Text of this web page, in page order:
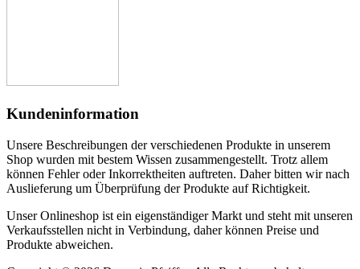
Kundeninformation
Unsere Beschreibungen der verschiedenen Produkte in unserem
Shop wurden mit bestem Wissen zusammengestellt. Trotz allem
können Fehler oder Inkorrektheiten auftreten. Daher bitten wir nach
Auslieferung um Überprüfung der Produkte auf Richtigkeit.
Unser Onlineshop ist ein eigenständiger Markt und steht mit unseren
Verkaufsstellen nicht in Verbindung, daher können Preise und
Produkte abweichen.